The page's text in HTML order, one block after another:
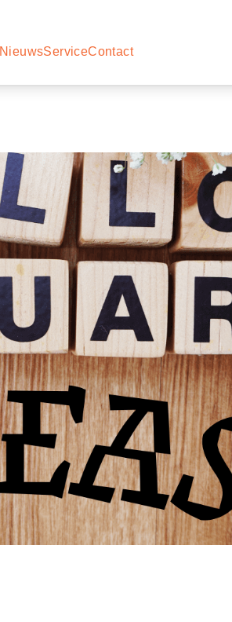
NieuwsServiceContact